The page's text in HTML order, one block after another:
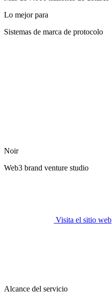
Lo mejor para
Sistemas de marca de protocolo
Noir
Web3 brand venture studio
Visita el sitio web
Alcance del servicio